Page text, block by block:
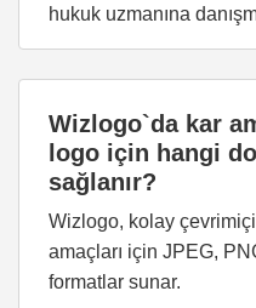
hukuk uzmanına
Wizlogo`da kar
logo için hangi
sağlanır?
Wizlogo, kolay çevrimiçi
amaçları için JPEG,
formatlar sunar.